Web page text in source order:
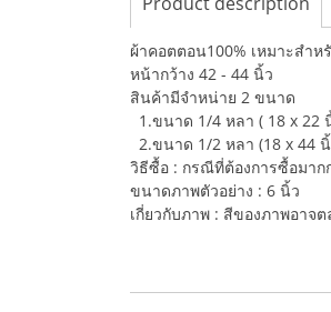
ผ้าคอตตอน100% เหมาะสำห
หน้ากว้าง 42 - 44 นิ้ว
สินค้ามีจำหน่าย 2 ขนาด
1.ขนาด 1/4 หลา ( 18 x 22
2.ขนาด 1/2 หลา (18 x 44
วิธีซื้อ : กรณีที่ต้องการซื้อมาก
ขนาดภาพตัวอย่าง : 6 นิ้ว
เกี่ยวกับภาพ : สีของภาพอาจ